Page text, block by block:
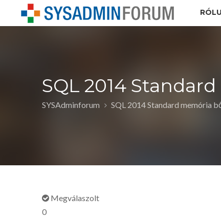
SQL 2014
SYSAdminforum SQL 2014 Standard memória
Megválaszolt
0